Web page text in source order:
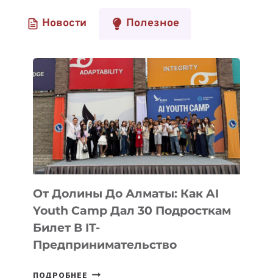
Новости Полезное
От Долины До Алматы: Как AI
Youth Camp Дал 30 Подросткам
Билет В IT-
Предпринимательство
ПОДРОБНЕЕ ОТ